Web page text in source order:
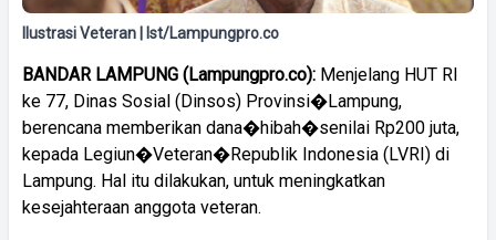
Ilustrasi Veteran | Ist/Lampungpro.co
BANDAR LAMPUNG (Lampungpro.co): Menjelang HUT RI
ke 77, Dinas Sosial (Dinsos) Provinsi�Lampung,
berencana memberikan dana�hibah�senilai Rp200 juta,
kepada Legiun�Veteran�Republik Indonesia (LVRI) di
Lampung. Hal itu dilakukan, untuk meningkatkan
kesejahteraan anggota veteran.